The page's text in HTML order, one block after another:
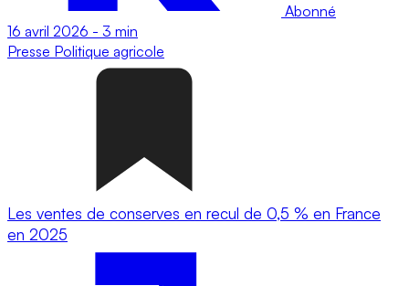
Abonné
16 avril 2026 - 3 min
Presse Politique agricole
Les ventes de conserves en recul de 0,5 % en France
en 2025